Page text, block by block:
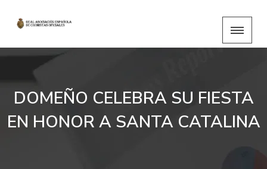
DOMEÑO CELEBRA SU FIESTA
EN HONOR A SANTA CATALINA